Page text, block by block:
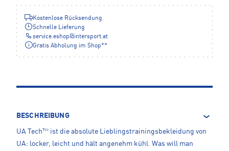
Kostenlose Rücksendung
Schnelle Lieferung
service.eshop@intersport.at
Gratis Abholung im Shop**
BESCHREIBUNG
UA Tech™ ist die absolute Lieblingstrainingsbekleidung von
UA: locker, leicht und hält angenehm kühl. Was will man